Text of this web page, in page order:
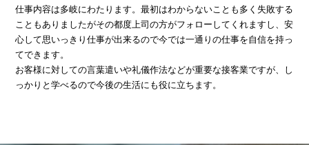
仕事内容は多岐にわたります。最初はわからないことも多く失敗する
こともありましたがその都度上司の方がフォローしてくれますし、安
心して思いっきり仕事が出来るので今では一通りの仕事を自信を持っ
てできます。
お客様に対しての言葉遣いや礼儀作法などが重要な接客業ですが、し
っかりと学べるので今後の生活にも役に立ちます。